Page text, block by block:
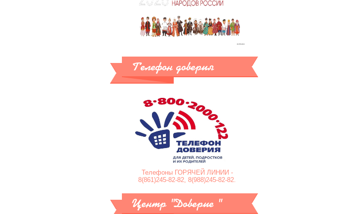
Телефон доверия
Телефоны ГОРЯЧЕЙ ЛИНИИ -
8(861)245-82-82, 8(988)245-82-82.
Центр "Доверие "